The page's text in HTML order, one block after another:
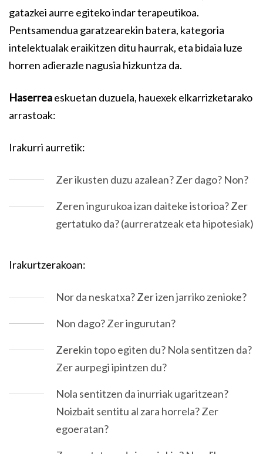
gatazkei aurre egiteko indar terapeutikoa.
Pentsamendua garatzearekin batera, kategoria
intelektualak eraikitzen ditu haurrak, eta bidaia luze
horren adierazle nagusia hizkuntza da.
Haserreaeskuetan duzuela, hauexek elkarrizketarako
arrastoak:
Irakurri aurretik:
Zer ikusten duzu azalean? Zer dago? Non?
Zeren ingurukoa izan daiteke istorioa? Zer
gertatuko da? (aurreratzeak eta hipotesiak)
Irakurtzerakoan:
Nor da neskatxa? Zer izen jarriko zenioke?
Non dago? Zer ingurutan?
Zerekin topo egiten du? Nola sentitzen da?
Zer aurpegi ipintzen du?
Nola sentitzen da inurriak ugaritzean?
Noizbait sentitu al zara horrela? Zer
egoeratan?